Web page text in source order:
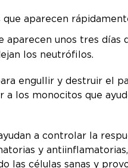
aparecen
unos tres días
los neutrófilos.
engullir y destruir el
los monocitos que
a controlar la
y
las células sanas y